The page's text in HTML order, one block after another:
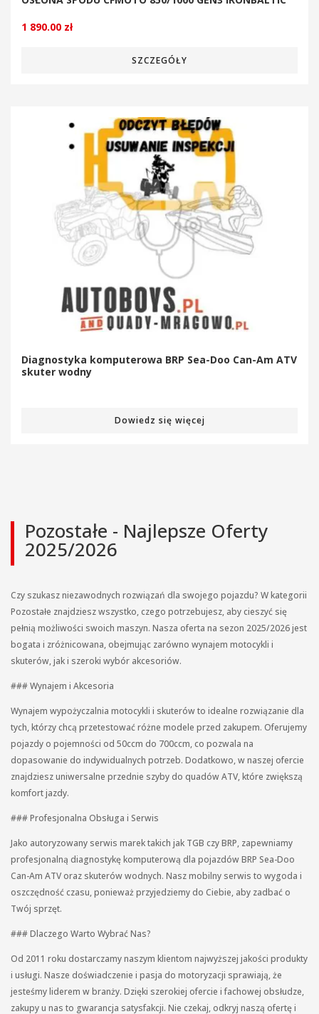
1 890.00 zł
SZCZEGÓŁY
Diagnostyka komputerowa BRP Sea-Doo Can-Am ATV
skuter wodny
Dowiedz się więcej
Pozostałe - Najlepsze Oferty
2025/2026
Czy szukasz niezawodnych rozwiązań dla swojego pojazdu? W kategorii
Pozostałe znajdziesz wszystko, czego potrzebujesz, aby cieszyć się
pełnią możliwości swoich maszyn. Nasza oferta na sezon 2025/2026 jest
bogata i zróżnicowana, obejmując zarówno wynajem motocykli i
skuterów, jak i szeroki wybór akcesoriów.
### Wynajem i Akcesoria
Wynajem wypożyczalnia motocykli i skuterów to idealne rozwiązanie dla
tych, którzy chcą przetestować różne modele przed zakupem. Oferujemy
pojazdy o pojemności od 50ccm do 700ccm, co pozwala na
dopasowanie do indywidualnych potrzeb. Dodatkowo, w naszej ofercie
znajdziesz uniwersalne przednie szyby do quadów ATV, które zwiększą
komfort jazdy.
### Profesjonalna Obsługa i Serwis
Jako autoryzowany serwis marek takich jak TGB czy BRP, zapewniamy
profesjonalną diagnostykę komputerową dla pojazdów BRP Sea-Doo
Can-Am ATV oraz skuterów wodnych. Nasz mobilny serwis to wygoda i
oszczędność czasu, ponieważ przyjedziemy do Ciebie, aby zadbać o
Twój sprzęt.
### Dlaczego Warto Wybrać Nas?
Od 2011 roku dostarczamy naszym klientom najwyższej jakości produkty
i usługi. Nasze doświadczenie i pasja do motoryzacji sprawiają, że
jesteśmy liderem w branży. Dzięki szerokiej ofercie i fachowej obsłudze,
zakupy u nas to gwarancja satysfakcji. Nie czekaj, odkryj naszą ofertę i